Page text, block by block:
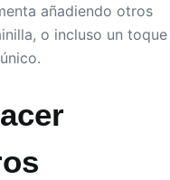
añadiendo otros
o incluso un toque